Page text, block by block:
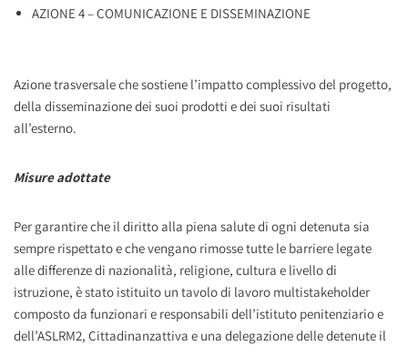
AZIONE 4 – COMUNICAZIONE E DISSEMINAZIONE
Azione trasversale che sostiene l’impatto complessivo del progetto,
della disseminazione dei suoi prodotti e dei suoi risultati
all’esterno.
Misure adottate
Per garantire che il diritto alla piena salute di ogni detenuta sia
sempre rispettato e che vengano rimosse tutte le barriere legate
alle differenze di nazionalità, religione, cultura e livello di
istruzione, è stato istituito un tavolo di lavoro multistakeholder
composto da funzionari e responsabili dell’istituto penitenziario e
dell’ASLRM2, Cittadinanzattiva e una delegazione delle detenute il